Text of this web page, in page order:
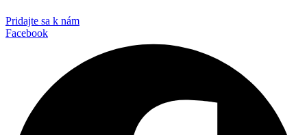
Pridajte sa k nám
Facebook